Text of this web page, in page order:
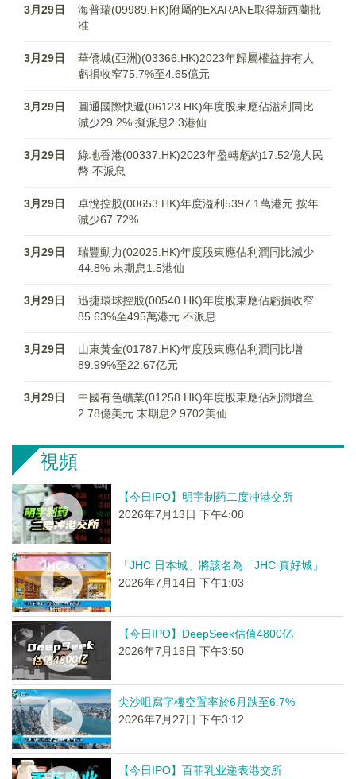
3月29日
海普瑞(09989.HK)附屬的EXARANE取得新西蘭批
准
3月29日
華僑城(亞洲)(03366.HK)2023年歸屬權益持有人
虧損收窄75.7%至4.65億元
3月29日
圓通國際快遞(06123.HK)年度股東應佔溢利同比
減少29.2% 擬派息2.3港仙
3月29日
綠地香港(00337.HK)2023年盈轉虧約17.52億人民
幣 不派息
3月29日
卓悅控股(00653.HK)年度溢利5397.1萬港元 按年
減少67.72%
3月29日
瑞豐動力(02025.HK)年度股東應佔利潤同比減少
44.8% 末期息1.5港仙
3月29日
迅捷環球控股(00540.HK)年度股東應佔虧損收窄
85.63%至495萬港元 不派息
3月29日
山東黃金(01787.HK)年度股東應佔利潤同比增
89.99%至22.67亿元
3月29日
中國有色礦業(01258.HK)年度股東應佔利潤增至
2.78億美元 末期息2.9702美仙
視頻
【今日IPO】明宇制药二度冲港交所
2026年7月13日 下午4:08
「JHC 日本城」將該名為「JHC 真好城」
2026年7月14日 下午1:03
【今日IPO】DeepSeek估值4800亿
2026年7月16日 下午3:50
尖沙咀寫字樓空置率於6月跌至6.7%
2026年7月27日 下午3:12
【今日IPO】百菲乳业递表港交所